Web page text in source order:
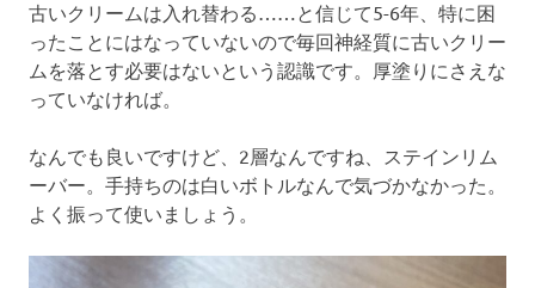
古いクリームは入れ替わる……と信じて5-6年、特に困
ったことにはなっていないので毎回神経質に古いクリー
ムを落とす必要はないという認識です。厚塗りにさえな
っていなければ。
なんでも良いですけど、2層なんですね、ステインリム
ーバー。手持ちのは白いボトルなんで気づかなかった。
よく振って使いましょう。